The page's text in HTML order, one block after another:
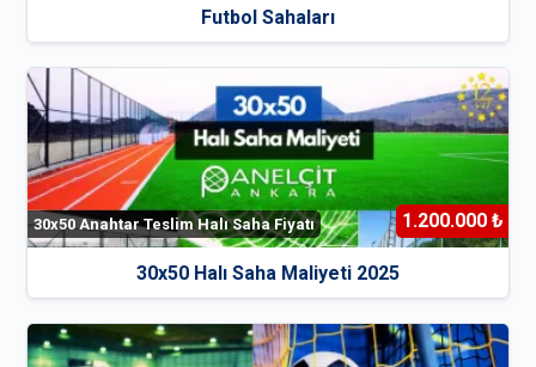
Futbol Sahaları
30x50 Anahtar Teslim Halı Saha Fiyatı 1.200.000 ₺
30x50 Halı Saha Maliyeti 2025